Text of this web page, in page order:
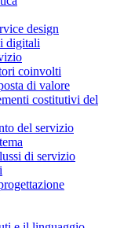
design
digitali
coinvolti
di valore
costitutivi del
del servizio
di servizio